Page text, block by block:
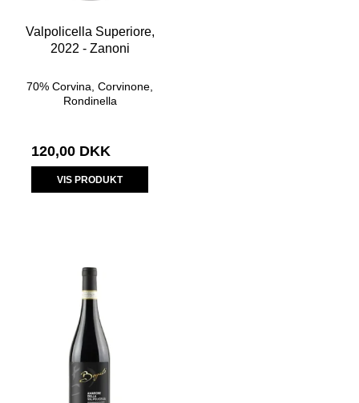
Valpolicella Superiore,
2022 - Zanoni
70% Corvina, Corvinone,
Rondinella
120,00 DKK
VIS PRODUKT